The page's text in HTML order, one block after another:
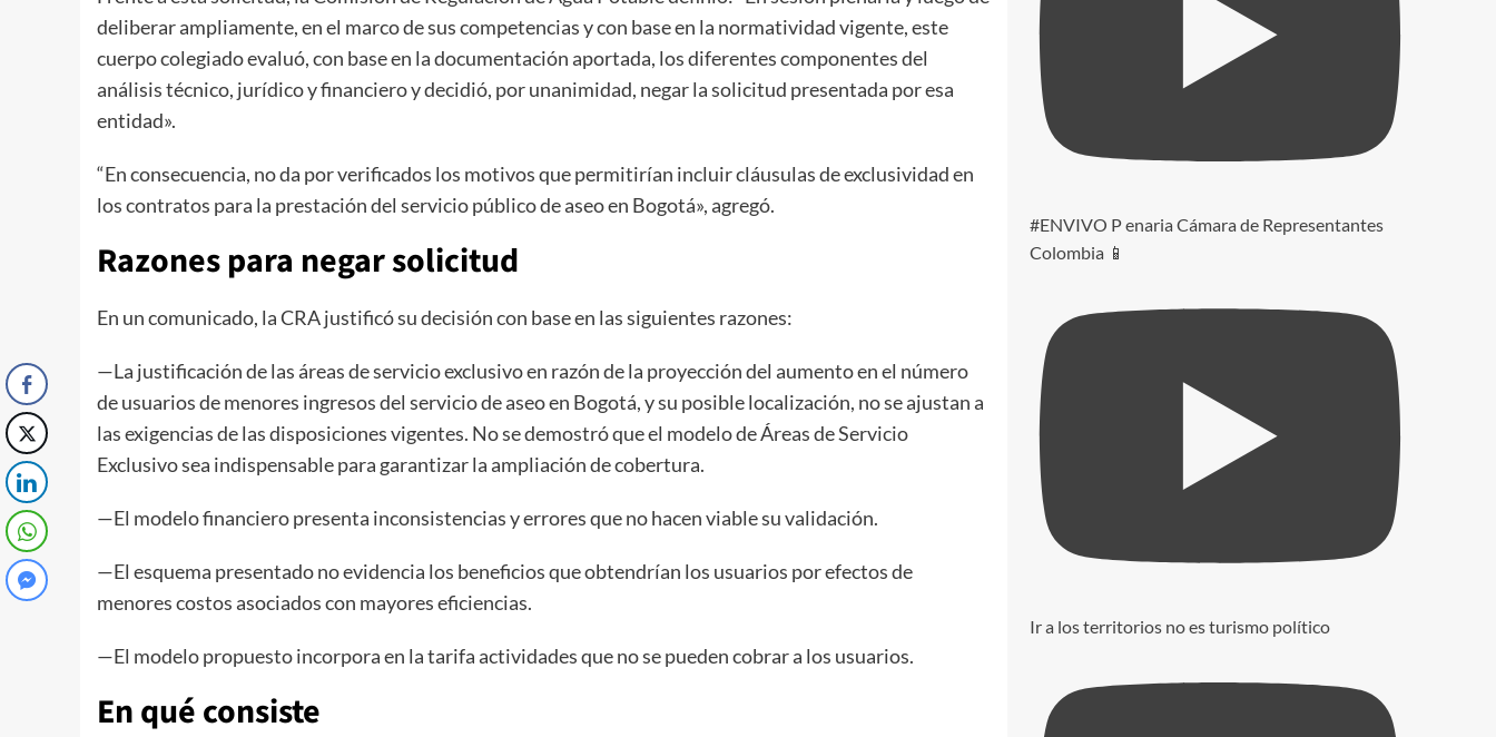
deliberar ampliamente, en el marco de sus competencias y con base en la normatividad vigente, este
cuerpo colegiado evaluó, con base en la documentación aportada, los diferentes componentes del
análisis técnico, jurídico y financiero y decidió, por unanimidad, negar la solicitud presentada por esa
entidad».
“En consecuencia, no da por verificados los motivos que permitirían incluir cláusulas de exclusividad en
los contratos para la prestación del servicio público de aseo en Bogotá», agregó.
​Razone​s para negar solicitud
En un comunicado, la CRA justificó su decisión con base en las siguientes razones:
—La justificación de las áreas de servicio exclusivo en razón de la proyección del aumento en el número
de usuarios de menores ingresos del servicio de aseo en Bogotá, y su posible localización, no se ajustan a
las exigencias de las disposiciones vigentes. No se demostró que el modelo de Áreas de Servicio
Exclusivo sea indispensable para garantizar la ampliación de cobertura.
—El modelo financiero presenta inconsistencias y errores que no hacen viable su validación.
—El esquema presentado no evidencia los beneficios que obtendrían los usuarios por efectos de
menores costos asociados con mayores eficiencias.
​—El modelo propuesto incorpora en la tarifa actividades que no se pueden cobrar a los usuarios.
En qué ​consiste
#ENVIVO P enaria Cámara de Representantes
Colombia 📱
Ir a los territorios no es turismo político